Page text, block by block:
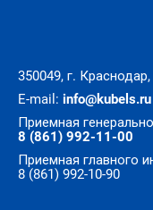
350049, г.
E-mail: info@kubels.ru
Приемная
8 (861) 992-11-00
Приемная главного
8 (861) 992-10-90